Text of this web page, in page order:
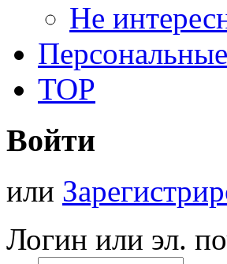
Не
Персональные
TOP
Войти
или
Логин или эл.